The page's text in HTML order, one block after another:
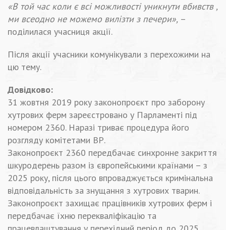
«В той час коли є всі можливості уникнути вбивств ,
ми всеодно не можемо вилізти з печери», –
поділилася учасниця акції.
Після акції учасники комунікували з перехожими на
цю тему.
Довідково:
31 жовтня 2019 року законопроєкт про заборону
хутрових ферм зареєстровано у Парламенті під
номером 2360. Наразі триває процедура його
розгляду комітетами ВР.
Законопроєкт 2360 передбачає синхронне закриття
шкуродерень разом із європейськими країнами – з
2025 року, після цього впроваджується кримінальна
відповідальність за знущання з хутрових тварин.
Законопроєкт захищає працівників хутрових ферм і
передбачає їхню перекваліфікацію та